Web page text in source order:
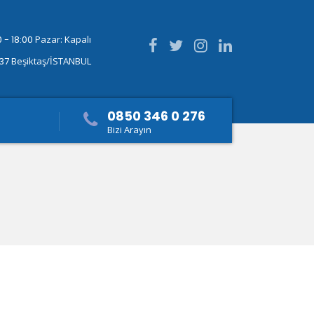
18:00 Pazar: Kapalı
Beşiktaş/İSTANBUL
0850 346 0 276
Bizi Arayın